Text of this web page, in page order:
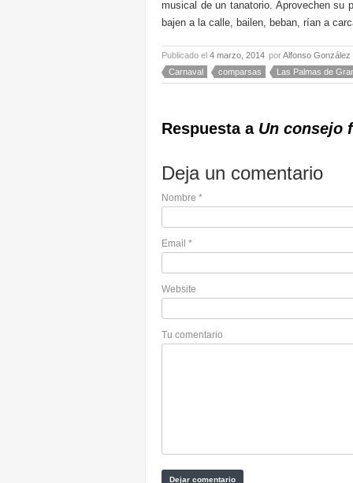
musical de un tanatorio. Aprovechen su
bajen a la calle, bailen, beban, rían a
Publicado el 4 marzo, 2014 porAlfonso González
Carnaval
comparsas Las Palmas de
Respuesta a Un consejo
Deja un comentario
Nombre *
Email *
Website
Tu comentario